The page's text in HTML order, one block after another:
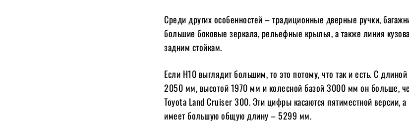
Среди других особенностей – традиционные дверные ручки,
большие боковые зеркала, рельефные крылья, а также линия
задним стойкам.
Если H10 выглядит большим, то это потому, что так и есть. С
2050 мм, высотой 1970 мм и колесной базой 3000 мм он больше,
Toyota Land Cruiser 300. Эти цифры касаются пятиместной версии, а
имеет большую общую длину – 5299 мм.